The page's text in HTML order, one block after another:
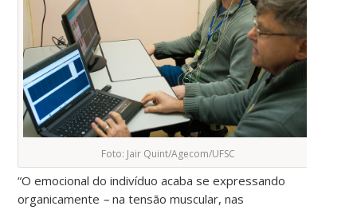
Foto: Jair Quint/Agecom/UFSC
“O emocional do indivíduo acaba se expressando
organicamente –na tensão muscular, nas